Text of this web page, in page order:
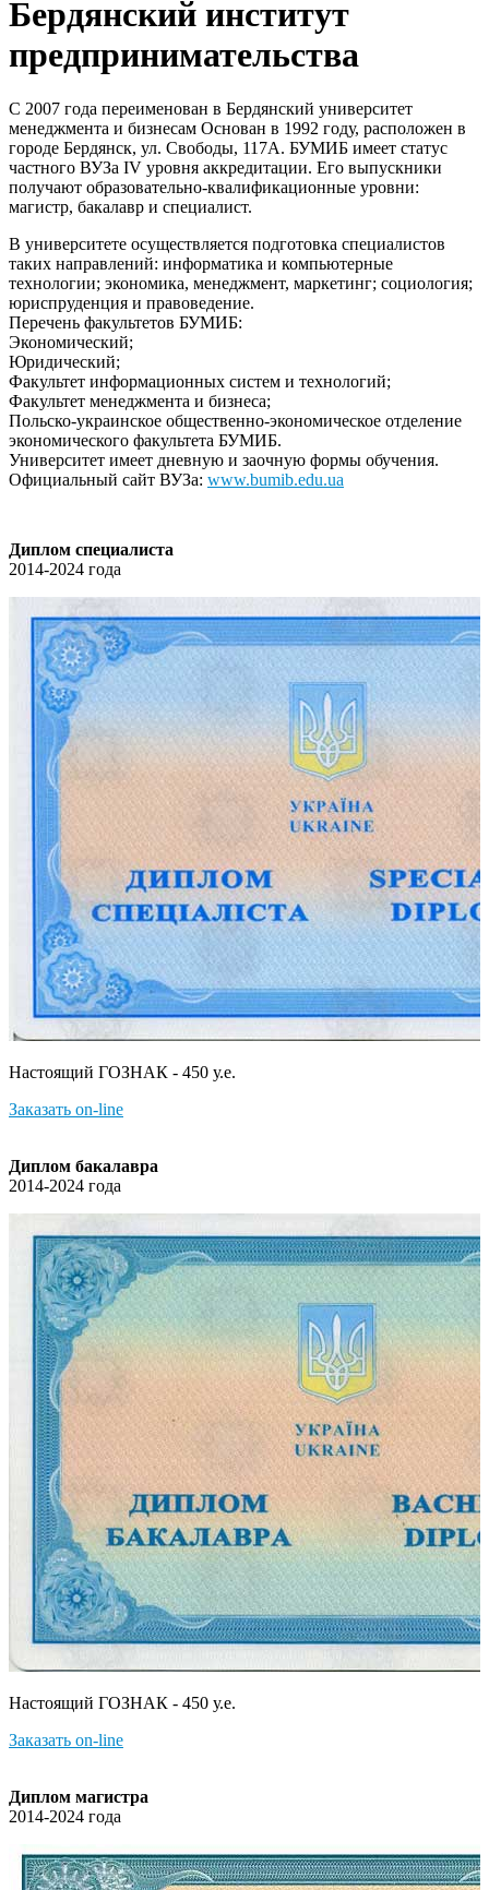
Бердянский институт
предпринимательства
С 2007 года переименован в Бердянский университет
менеджмента и бизнесам Основан в 1992 году, расположен в
городе Бердянск, ул. Свободы, 117A. БУМИБ имеет статус
частного ВУЗа IV уровня аккредитации. Его выпускники
получают образовательно-квалификационные уровни:
магистр, бакалавр и специалист.
В университете осуществляется подготовка специалистов
таких направлений: информатика и компьютерные
технологии; экономика, менеджмент, маркетинг; социология;
юриспруденция и правоведение.
Перечень факультетов БУМИБ:
Экономический;
Юридический;
Факультет информационных систем и технологий;
Факультет менеджмента и бизнеса;
Польско-украинское общественно-экономическоe отделениe
экономичеcкого факультeта БУМИБ.
Университет имеет дневную и заочную формы обучения.
Официальный сайт ВУЗа: www.bumib.edu.ua
Диплом специалиста
2014-2024 года
Настоящий ГОЗНАК - 450 у.е.
Заказать on-line
Диплом бакалавра
2014-2024 года
Настоящий ГОЗНАК - 450 у.е.
Заказать on-line
Диплом магистра
2014-2024 года